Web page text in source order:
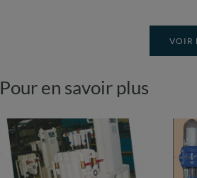
VOIR
Pour en savoir plus